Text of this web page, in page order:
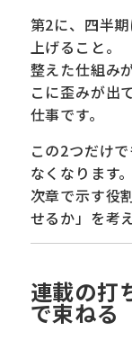
第2に、四半
上げること。
整えた仕組み
こに歪みが出
仕事です。
この2つだけ
なくなります。
次章で示す役
せるか」を考
連載の打
で束ねる